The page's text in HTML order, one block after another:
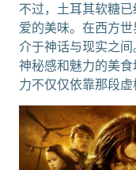
不过，土耳其软糖
爱的美味。在西方世
介于神话与现实之间
神秘感和魅力的美食
力不仅仅依靠那段虚